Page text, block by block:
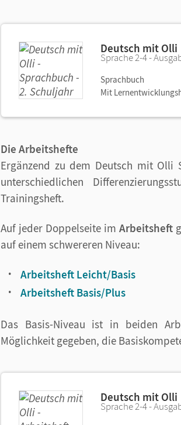
Deutsch mit Olli
Sprache 2-4 -
Sprachbuch
Mit
Die Arbeitshefte
Ergänzend zu dem Deutsch mit
unterschiedlichen
Trainingsheft.
Auf jeder Doppelseite im Arbeitsheft
auf einem schwereren Niveau:
Arbeitsheft Leicht/Basis
Arbeitsheft Basis/Plus
Das Basis-Niveau ist in beiden
Möglichkeit gegeben, die
Deutsch mit Olli
Sprache 2-4 -